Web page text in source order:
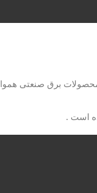
در تامین و عرضه
است .